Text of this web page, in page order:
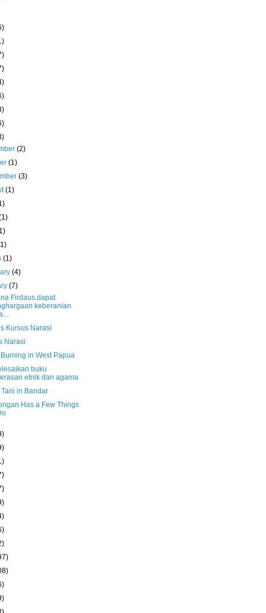
(2)
(1)
(3)
(1)
(1)
(4)
(7)
Firdaus dapat
keberanian
Kursus Narasi
Narasi
in West Papua
buku
etnik dan agama
in Bandar
Has a Few Things